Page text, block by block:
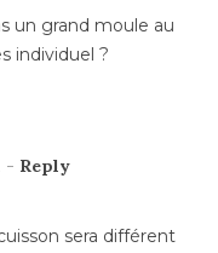
un grand moule au
individuel ?
- Reply
sera différent